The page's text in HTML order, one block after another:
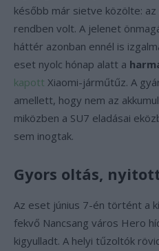
később már sietve közölte: az
rendben volt. A jelenet
háttér azonban ennél is
eset nyolc hónap alatt a
kapott Xiaomi-járműtűz. A
amellett, hogy nem az
miközben a SU7 eladásai
sem inogtak.
Gyors oltás,
Az eset június 7-én történt a
fekvő Nancsang város Hero
kigyulladt. A helyi tűzoltók